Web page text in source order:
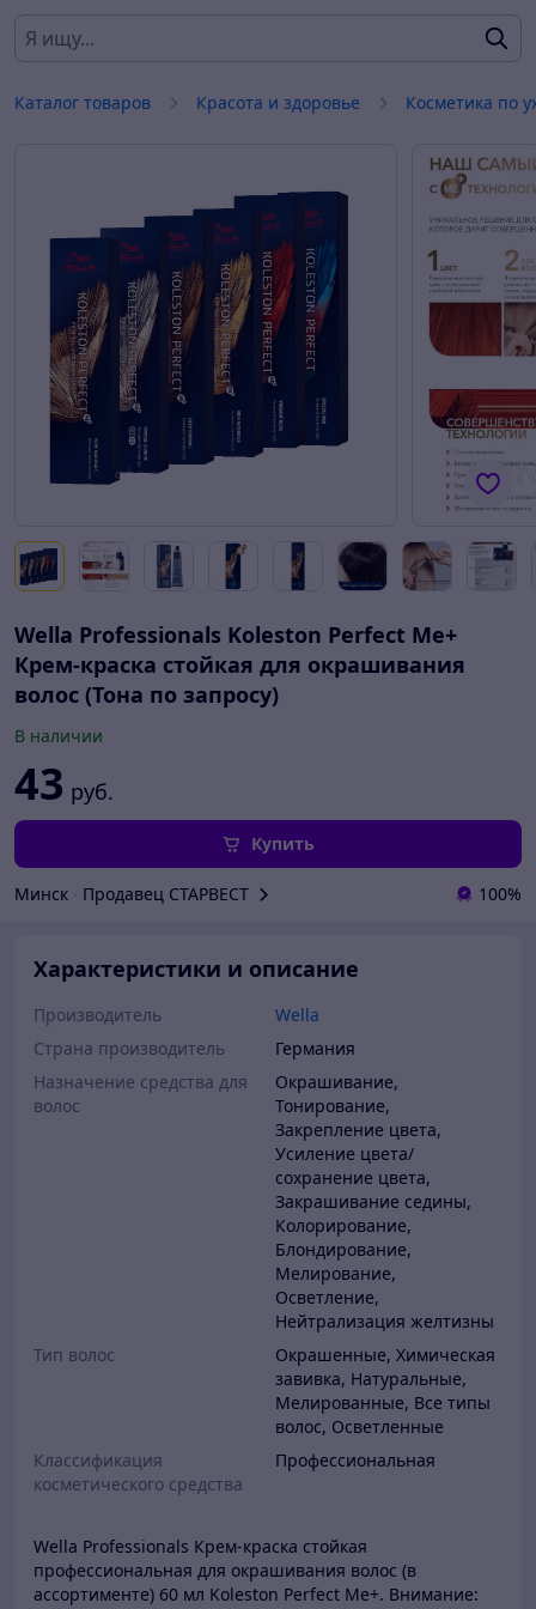
Каталог товаров Красота и здоровье Косметика по
Wella Professionals Koleston Perfect Me+
Крем-краска стойкая для окрашивания
волос (Тона по запросу)
В наличии
43 руб.
Купить
Минск Продавец СТАРВЕСТ 100%
Характеристики и описание
Производитель
Wella
Страна производитель
Германия
Назначение средства для
волос
Окрашивание,
Тонирование,
Закрепление цвета,
Усиление цвета/
сохранение цвета,
Закрашивание седины,
Колорирование,
Блондирование,
Мелирование,
Осветление,
Нейтрализация желтизны
Тип волос
Окрашенные, Химическая
завивка, Натуральные,
Мелированные, Все типы
волос, Осветленные
Классификация
косметического средства
Профессиональная
Wella Professionals Крем-краска стойкая
профессиональная для окрашивания волос (в
ассортименте) 60 мл Koleston Perfect Me+. Внимание: